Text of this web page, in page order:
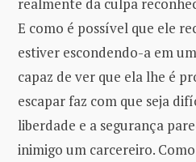
E como é possível que ele
estiver escondendo-a em
capaz de ver que ela lhe é
escapar faz com que seja
liberdade e a segurança
inimigo um carcereiro.